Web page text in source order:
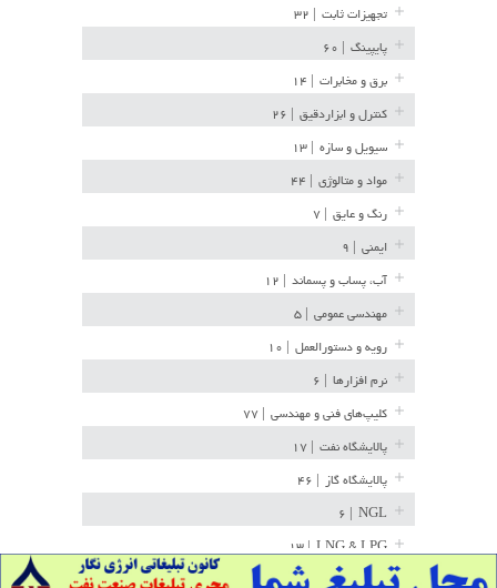
تجهیزات ثابت
پایپینگ
برق و مخابرات
کنترل و ابزاردقیق
سیویل و سازه
مواد و متالوژی
رنگ و عایق
ایمنی
آب، پساب و پسماند
مهندسی عمومی
رویه و دستورالعمل
نرم افزارها
کلیپ‌های فنی و مهندسی
پالایشگاه نفت
پالایشگاه گاز
NGL
LNG & LPG | ۱۳
خط لوله | ۳۶